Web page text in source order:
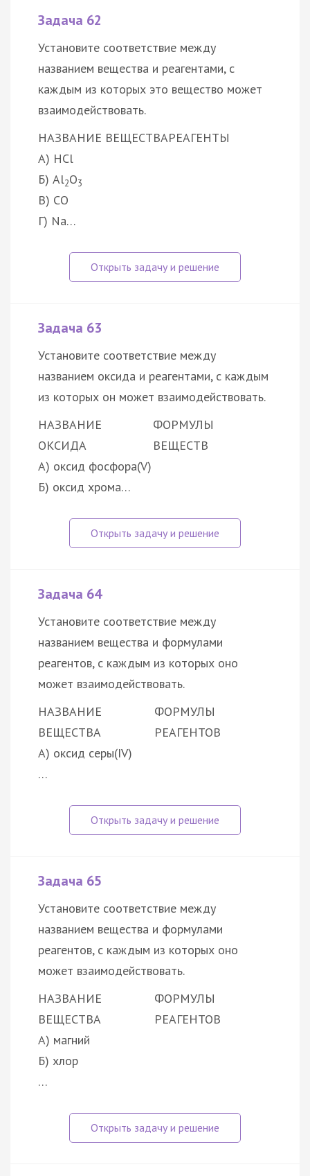
Задача 62
Установите соответствие между
названием вещества и реагентами, с
каждым из которых это вещество может
взаимодействовать.
НАЗВАНИЕ ВЕЩЕСТВАРЕАГЕНТЫ
А) HCl
Б) Al2O3
В) CO
Г) Na…
Задача 63
Установите соответствие между
названием оксида и реагентами, с каждым
из которых он может взаимодействовать.
НАЗВАНИЕ
ОКСИДА
ФОРМУЛЫ
ВЕЩЕСТВ
А) оксид фосфора(V)
Б) оксид хрома…
Задача 64
Установите соответствие между
названием вещества и формулами
реагентов, с каждым из которых оно
может взаимодействовать.
НАЗВАНИЕ
ВЕЩЕСТВА
ФОРМУЛЫ
РЕАГЕНТОВ
А) оксид серы(IV)
…
Задача 65
Установите соответствие между
названием вещества и формулами
реагентов, с каждым из которых оно
может взаимодействовать.
НАЗВАНИЕ
ВЕЩЕСТВА
ФОРМУЛЫ
РЕАГЕНТОВ
А) магний
Б) хлор
…